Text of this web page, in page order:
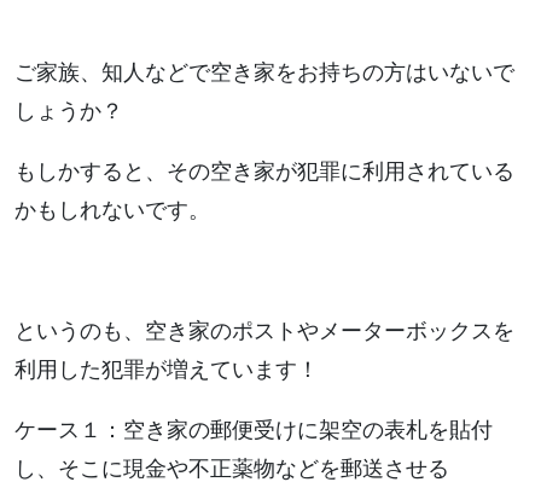
ご家族、知人などで空き家をお持ちの方はいないで
しょうか？
もしかすると、その空き家が犯罪に利用されている
かもしれないです。
というのも、空き家のポストやメーターボックスを
利用した犯罪が増えています！
ケース１：空き家の郵便受けに架空の表札を貼付
し、そこに現金や不正薬物などを郵送させる